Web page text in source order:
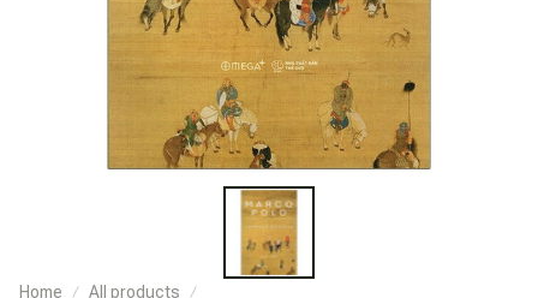
Home All products